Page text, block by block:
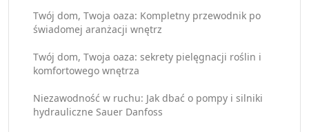
Twój dom, Twoja oaza: Kompletny przewodnik po
świadomej aranżacji wnętrz
Twój dom, Twoja oaza: sekrety pielęgnacji roślin i
komfortowego wnętrza
Niezawodność w ruchu: Jak dbać o pompy i silniki
hydrauliczne Sauer Danfoss